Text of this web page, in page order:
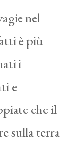
nel
è più
i
e
che il
sulla terra